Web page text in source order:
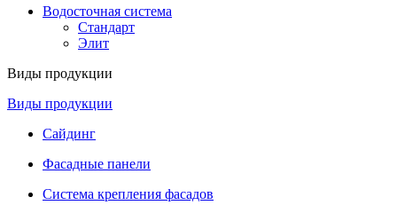
Водосточная система
Стандарт
Элит
Виды продукции
Виды продукции
Сайдинг
Фасадные панели
Система крепления фасадов